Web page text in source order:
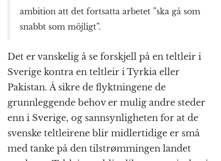
ambition att det fortsatta arbetet ”ska gå som
snabbt som möjligt”.
Det er vanskelig å se forskjell på en teltleir i
Sverige kontra en teltleir i Tyrkia eller
Pakistan. Å sikre de flyktningene de
grunnleggende behov er mulig andre steder
enn i Sverige, og sannsynligheten for at de
svenske teltleirene blir midlertidige er små
med tanke på den tilstrømmingen landet